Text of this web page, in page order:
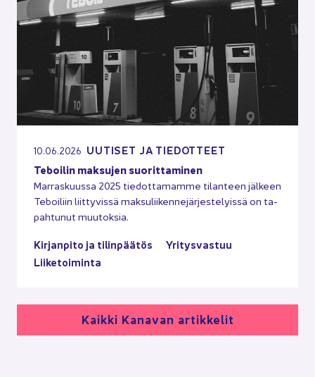
10.06.2026 UU­TI­SET JA TIE­DOT­TEET
Te­boi­lin mak­su­jen suo­rit­ta­mi­nen
Mar­ras­kuus­sa 2025 tie­dot­ta­mam­me ti­lan­teen jäl­keen
Te­boi­liin liit­ty­vis­sä mak­su­lii­ken­ne­jär­jes­te­lyis­sä on ta­
pah­tu­nut muu­tok­sia.
Kir­jan­pi­to ja ti­lin­pää­tös
Yri­tys­vas­tuu
Lii­ke­toi­min­ta
Kaik­ki Ka­na­van ar­tik­ke­lit